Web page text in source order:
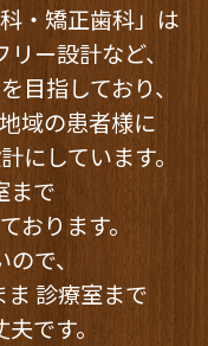
・矯正歯科」は
ー設計など、
目指しており、
域の患者様に
にしています。
まで
おります。
ので、
ま 診療室まで
です。